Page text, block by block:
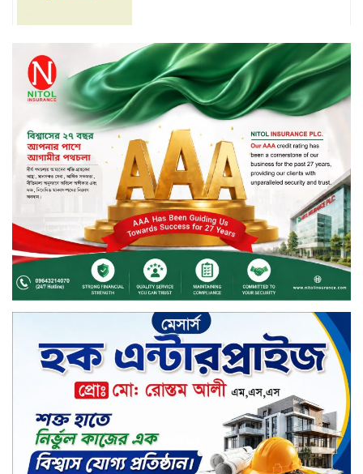
সপ্তাহের শেষ কার্যদিবসে দরবৃদ্ধির শীর্ষে
নিটল ইন্স্যুরেন্স
সিলেটের ওসমানীনগরে দুই বাসের
মুখোমুখি সংঘর্ষে ৮ জন নিহত
২০২৯ সালের মধ্যে বাংলাদেশের
সবচেয়ে বিশ্বস্ত, টেকসই ও ক্যাশলেস
ব্যাংক হওয়ার লক্ষ্য নিয়ে ‘ভিশন ২০২৯’
উন্মোচন করল কমিউনিটি ব্যাংক
বাংলাদেশ পিএলসি
শিক্ষার্থীদের জন্য দারাজে এক্সক্লুসিভ
ডিসকাউন্ট নিয়ে আসছে রিয়েলমি
সি১০০এক্স
পরিবারের কাছে কিশোরের কান্নাজড়িত
কণ্ঠ শোনিয়ে ১২ লাখ টাকা মুক্তিপণ
দাবি, টাকা না পেয়ে শ্বাসরোধে হত্যা—
আলোচিত রাফিজ হত্যা মামলার অন্যতম
আসামি গাজীপুর থেকে গ্রেফতার
নড়াইলে বিএনপির ৬ নেতার
বহিষ্কারাদেশ প্রত্যাহার